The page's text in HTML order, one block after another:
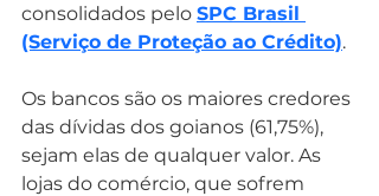
consolidados pelo SPC Brasil
(Serviço de Proteção ao Crédito).
Os bancos são os maiores credores
das dívidas dos goianos (61,75%),
sejam elas de qualquer valor. As
lojas do comércio, que sofrem